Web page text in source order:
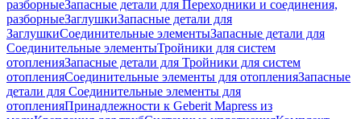
разборныеЗапасные детали для Переходники и соединения,
разборныеЗаглушкиЗапасные детали для
ЗаглушкиСоединительные элементыЗапасные детали для
Соединительные элементыТройники для систем
отопленияЗапасные детали для Тройники для систем
отопленияСоединительные элементы для отопленияЗапасные
детали для Соединительные элементы для
отопленияПринадлежности к Geberit Mapress из